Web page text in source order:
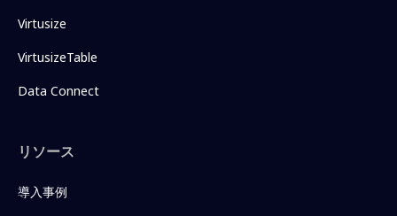
Virtusize
VirtusizeTable
Data Connect
リソース
導入事例